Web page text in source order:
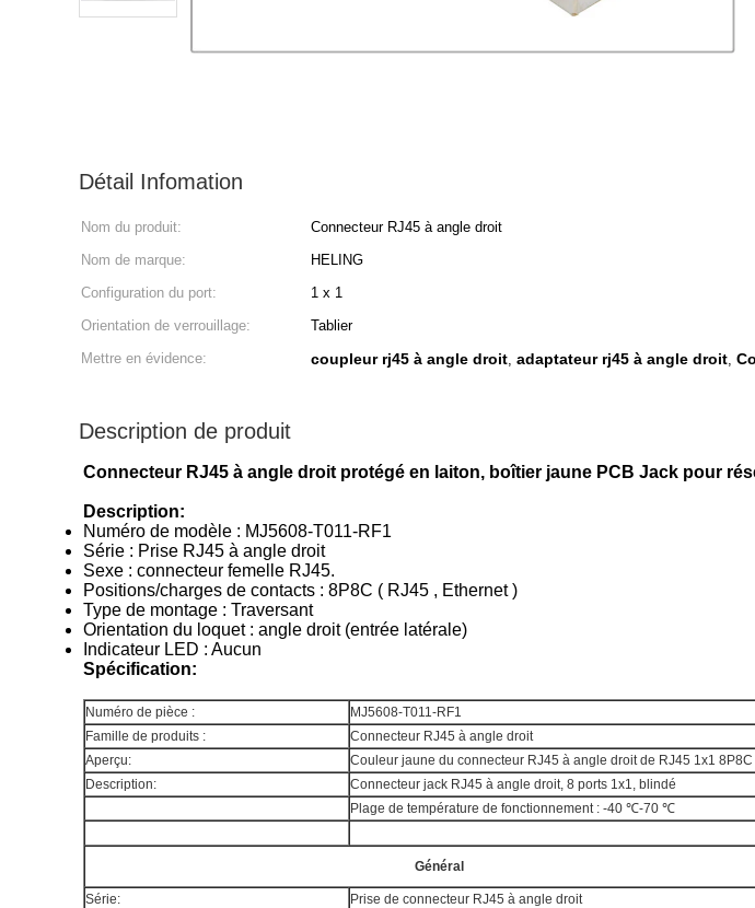
Détail Infomation
Nom du produit: Connecteur RJ45 à angle droit
Nom de marque:
HELING
Configuration du port:
1 x 1
Orientation de verrouillage:
Tablier
Mettre en évidence:
coupleur rj45 à angle droit, adaptateur rj45 à angle droit,
Description de produit
Connecteur RJ45 à angle droit protégé en laiton, boîtier jaune PCB Jack pour
Description:
Numéro de modèle : MJ5608-T011-RF1
Série : Prise RJ45 à angle droit
Sexe : connecteur femelle RJ45.
Positions/charges de contacts : 8P8C ( RJ45 , Ethernet )
Type de montage : Traversant
Orientation du loquet : angle droit (entrée latérale)
Indicateur LED : Aucun
Spécification:
Numéro de pièce :
MJ5608-T011-RF1
Famille de produits :
Connecteur RJ45 à angle droit
Aperçu:
Couleur jaune du connecteur RJ45 à angle droit de RJ45 1x1 8P8C
Description:
Connecteur jack RJ45 à angle droit, 8 ports 1x1, blindé
Plage de température de fonctionnement : -40 ℃-70 ℃
Général
Série:
Prise de connecteur RJ45 à angle droit